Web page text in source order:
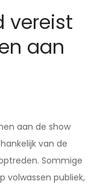
vereist
aan
aan de show
van de
Sommige
volwassen publiek,